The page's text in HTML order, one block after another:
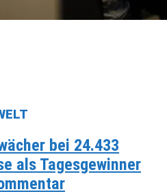
bei 24.433
als Tagesgewinner